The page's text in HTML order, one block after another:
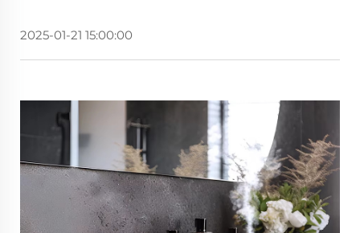
2025-01-21 15:00:00